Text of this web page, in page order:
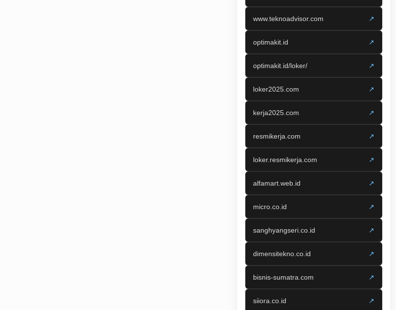
www.teknoadvisor.com ↗
optimakit.id ↗
optimakit.id/loker/ ↗
loker2025.com ↗
kerja2025.com ↗
resmikerja.com ↗
loker.resmikerja.com ↗
alfamart.web.id ↗
micro.co.id ↗
sanghyangseri.co.id ↗
dimensitekno.co.id ↗
bisnis-sumatra.com ↗
siiora.co.id ↗